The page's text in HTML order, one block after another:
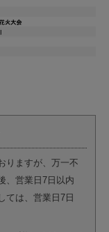
りますが、万一不
、営業日7日以内
ては、営業日7日